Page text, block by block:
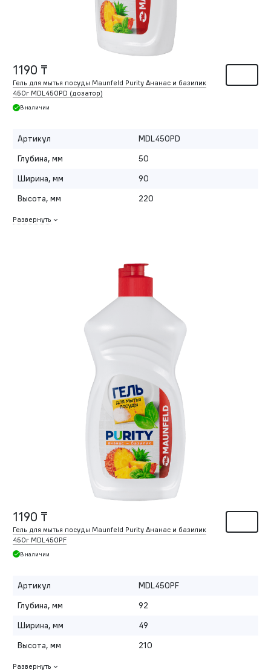
1190 ₸
Гель для мытья посуды Maunfeld Purity Ананас и базилик
450г MDL450PD (дозатор)
В наличии
Артикул
MDL450PD
Глубина, мм
50
Ширина, мм
90
Высота, мм
220
Развернуть
1190 ₸
Гель для мытья посуды Maunfeld Purity Ананас и базилик
450г MDL450PF
В наличии
Артикул
MDL450PF
Глубина, мм
92
Ширина, мм
49
Высота, мм
210
Развернуть